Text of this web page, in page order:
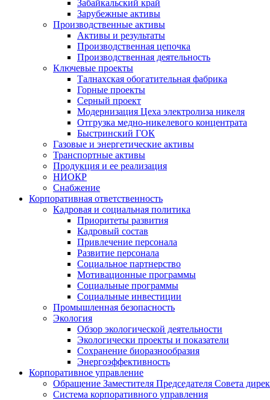
Забайкальский край
Зарубежные активы
Производственные активы
Активы и результаты
Производственная цепочка
Производственная деятельность
Ключевые проекты
Талнахская обогатительная фабрика
Горные проекты
Серный проект
Модернизация Цеха электролиза никеля
Отгрузка медно-никелевого концентрата
Быстринский ГОК
Газовые и энергетические активы
Транспортные активы
Продукция и ее реализация
НИОКР
Снабжение
Корпоративная ответственность
Кадровая и социальная политика
Приоритеты развития
Кадровый состав
Привлечение персонала
Развитие персонала
Социальное партнерство
Мотивационные программы
Социальные программы
Социальные инвестиции
Промышленная безопасность
Экология
Обзор экологической деятельности
Экологически проекты и показатели
Сохранение биоразнообразия
Энергоэффективность
Корпоративное управление
Обращение Заместителя Председателя Совета
Система корпоративного управления